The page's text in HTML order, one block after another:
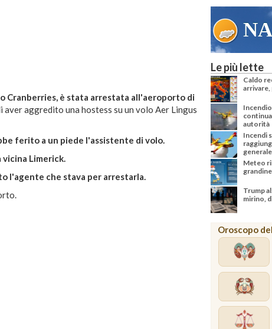
Cranberries, è stata arrestata all'aeroporto di
aver aggredito una hostess su un volo Aer Lingus
ferito a un piede l'assistente di volo.
Limerick.
l'agente che stava per arrestarla.
Le più lette
Caldo
arrivare,
autorità
Incendi
generale
Meteo
Trump
mirino,
Oroscopo